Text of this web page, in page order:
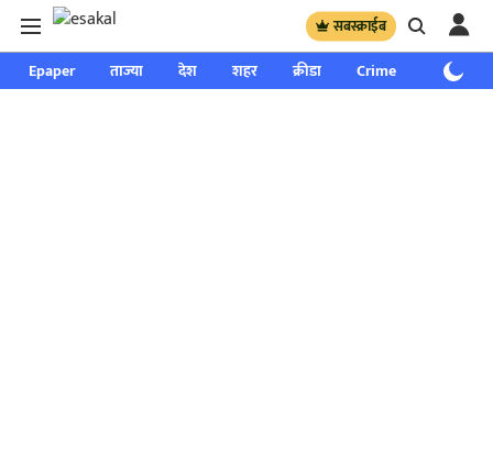
सबस्क्राईब
Epaper ताज्या देश शहर क्रीडा Crime साप्ताहिक